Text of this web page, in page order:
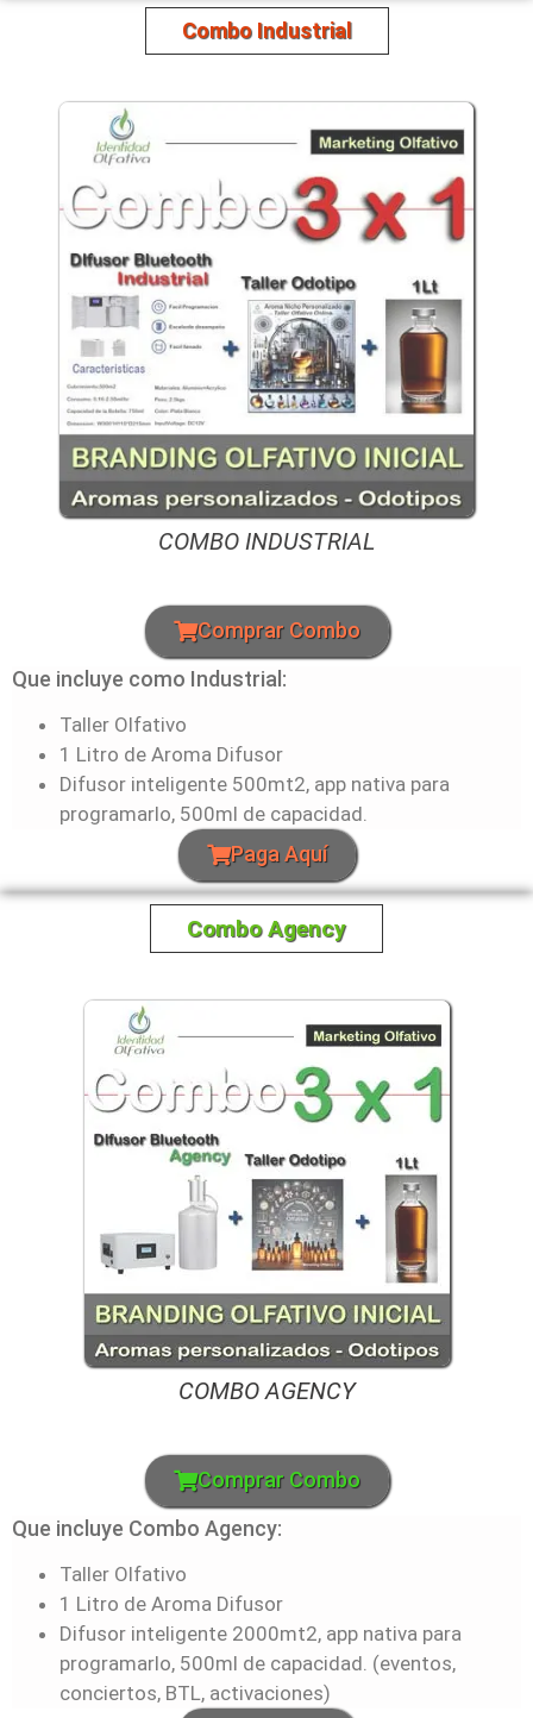
Combo Industrial
COMBO INDUSTRIAL
Comprar Combo
Que incluye como Industrial:
Taller Olfativo
1 Litro de Aroma Difusor
Difusor inteligente 500mt2, app nativa para
programarlo, 500ml de capacidad.
Paga Aquí
Combo Agency
COMBO AGENCY
Comprar Combo
Que incluye Combo Agency:
Taller Olfativo
1 Litro de Aroma Difusor
Difusor inteligente 2000mt2, app nativa para
programarlo, 500ml de capacidad. (eventos,
conciertos, BTL, activaciones)